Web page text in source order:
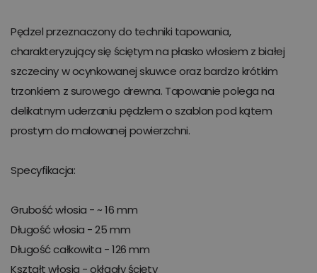
Pędzel przeznaczony do techniki tapowania,
charakteryzujący się ściętym na płasko włosiem z białej
szczeciny w ocynkowanej skuwce oraz bardzo krótkim
trzonkiem z surowego drewna. Tapowanie polega na
delikatnym uderzaniu pędzlem o szablon pod kątem
prostym do malowanej powierzchni.
Specyfikacja:
Grubość włosia - ~ 16 mm
Długość włosia - 25 mm
Długość całkowita - 126 mm
Kształt włosia - okłągły ścięty